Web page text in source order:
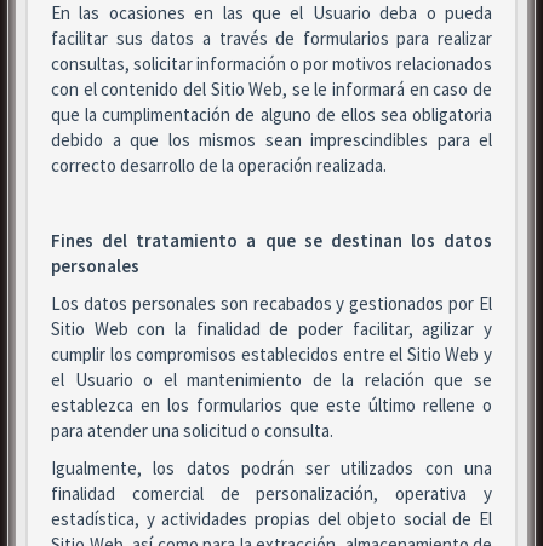
En las ocasiones en las que el Usuario deba o pueda
facilitar sus datos a través de formularios para realizar
consultas, solicitar información o por motivos relacionados
con el contenido del Sitio Web, se le informará en caso de
que la cumplimentación de alguno de ellos sea obligatoria
debido a que los mismos sean imprescindibles para el
correcto desarrollo de la operación realizada.
Fines del tratamiento a que se destinan los datos
personales
Los datos personales son recabados y gestionados por El
Sitio Web con la finalidad de poder facilitar, agilizar y
cumplir los compromisos establecidos entre el Sitio Web y
el Usuario o el mantenimiento de la relación que se
establezca en los formularios que este último rellene o
para atender una solicitud o consulta.
Igualmente, los datos podrán ser utilizados con una
finalidad comercial de personalización, operativa y
estadística, y actividades propias del objeto social de El